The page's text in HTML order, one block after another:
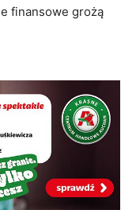
finansowe grożą